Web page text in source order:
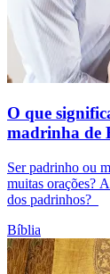
O que
madrinha de
Ser padrinho ou
muitas orações?
dos padrinhos?
Bíblia